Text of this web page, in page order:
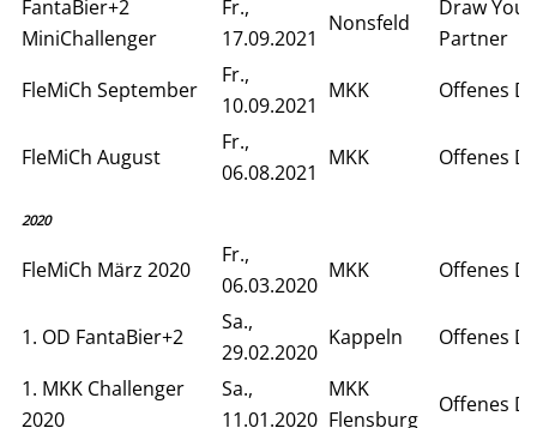
FantaBier+2
MiniChallenger
Fr.,
17.09.2021
Nonsfeld
Draw Your
Partner
FleMiCh September
Fr.,
10.09.2021
MKK Offenes
FleMiCh August
Fr.,
06.08.2021
MKK Offenes
2020
FleMiCh März 2020
Fr.,
06.03.2020
MKK Offenes
1. OD FantaBier+2
Sa.,
29.02.2020
Kappeln
Offenes
1. MKK Challenger
2020
Sa.,
11.01.2020
MKK
Flensburg
Offenes